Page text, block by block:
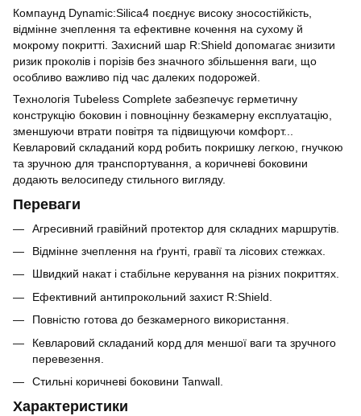
Компаунд Dynamic:Silica4 поєднує високу зносостійкість,
відмінне зчеплення та ефективне кочення на сухому й
мокрому покритті. Захисний шар R:Shield допомагає знизити
ризик проколів і порізів без значного збільшення ваги, що
особливо важливо під час далеких подорожей.
Технологія Tubeless Complete забезпечує герметичну
конструкцію боковин і повноцінну безкамерну експлуатацію,
зменшуючи втрати повітря та підвищуючи комфорт...
Кевларовий складаний корд робить покришку легкою, гнучкою
та зручною для транспортування, а коричневі боковини
додають велосипеду стильного вигляду.
Переваги
Агресивний гравійний протектор для складних маршрутів.
Відмінне зчеплення на ґрунті, гравії та лісових стежках.
Швидкий накат і стабільне керування на різних покриттях.
Ефективний антипрокольний захист R:Shield.
Повністю готова до безкамерного використання.
Кевларовий складаний корд для меншої ваги та зручного
перевезення.
Стильні коричневі боковини Tanwall.
Характеристики